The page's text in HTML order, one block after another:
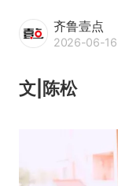
齐鲁壹点
2026-06-16
文|陈松